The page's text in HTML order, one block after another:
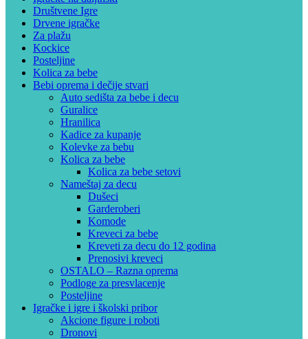
Društvene Igre
Drvene igračke
Za plažu
Kockice
Posteljine
Kolica za bebe
Bebi oprema i dečije stvari
Auto sedišta za bebe i decu
Guralice
Hranilica
Kadice za kupanje
Kolevke za bebu
Kolica za bebe
Kolica za bebe setovi
Nameštaj za decu
Dušeci
Garderoberi
Komode
Kreveci za bebe
Kreveti za decu do 12 godina
Prenosivi kreveci
OSTALO – Razna oprema
Podloge za presvlacenje
Posteljine
Igračke i igre i školski pribor
Akcione figure i roboti
Dronovi